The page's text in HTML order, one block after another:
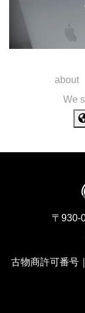
about
We
〒930-
古物商許可番号